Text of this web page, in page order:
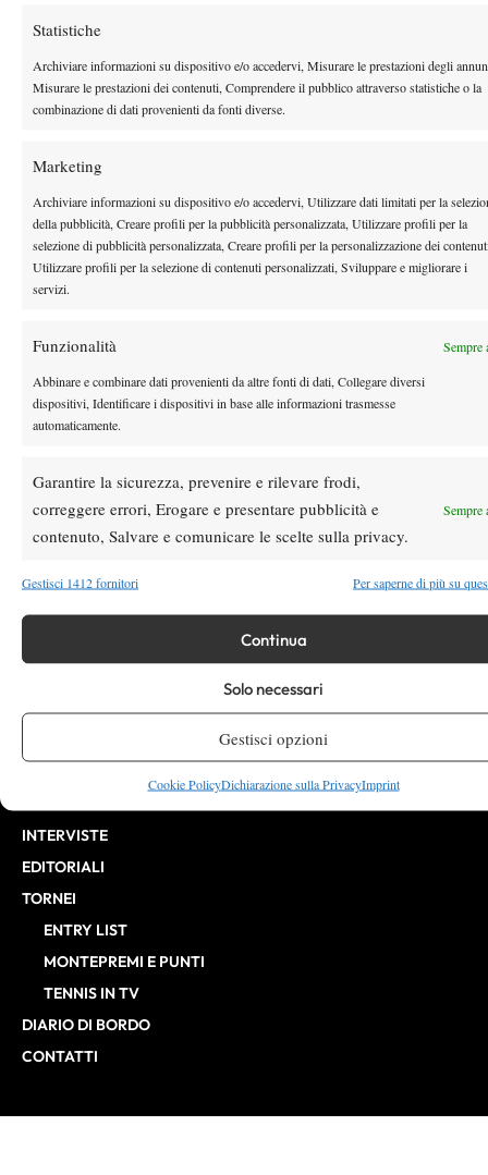
Statistiche
Archiviare informazioni su dispositivo e/o accedervi, Misurare le prestazioni degli
Misurare le prestazioni dei contenuti, Comprendere il pubblico attraverso statistiche o la
combinazione di dati provenienti da fonti diverse.
Marketing
Archiviare informazioni su dispositivo e/o accedervi, Utilizzare dati limitati per la
della pubblicità, Creare profili per la pubblicità personalizzata, Utilizzare profili per la
selezione di pubblicità personalizzata, Creare profili per la personalizzazione dei
Utilizzare profili per la selezione di contenuti personalizzati, Sviluppare e migliorare i
servizi.
Funzionalità Sempre
Abbinare e combinare dati provenienti da altre fonti di dati, Collegare diversi
dispositivi, Identificare i dispositivi in base alle informazioni trasmesse
automaticamente.
Garantire la sicurezza, prevenire e rilevare frodi,
correggere errori, Erogare e presentare pubblicità e
contenuto, Salvare e comunicare le scelte sulla privacy.
Sempre
Gestisci 1412 fornitori Per saperne di più su
Continua
Solo necessari
Gestisci opzioni
Cookie PolicyDichiarazione sulla PrivacyImprint
X
Youtube
VIBES MEDIA SRL
Direttore Responsabile: Alessandro Nizegorodcew
ENTRY LIST
NEWS
CHALLENGER
INTERVISTE
EDITORIALI
TORNEI
ENTRY LIST
MONTEPREMI E PUNTI
TENNIS IN TV
DIARIO DI BORDO
CONTATTI